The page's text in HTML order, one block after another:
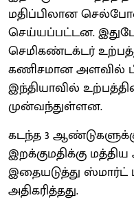
மதிப்பிலான
செய்யப்பட்டன.
செமிகண்டக்டர்
கணிசமான அளவில்
இந்தியாவில்
முன்வந்துள்ளன.
கடந்த 3
இறக்குமதிக்கு மத்திய
இதையடுத்து ஸ்மார்ட்
அதிகரித்தது.